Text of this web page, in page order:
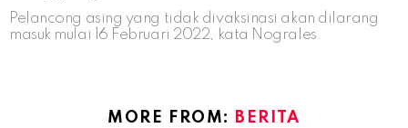
Pelancong asing yang tidak divaksinasi akan dilarang
masuk mulai 16 Februari 2022, kata Nograles.
MORE FROM: BERITA